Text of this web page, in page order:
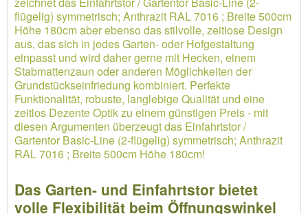
flügelig) symmetrisch; Anthrazit RAL 7016 ; Breite 500cm
Höhe 180cm aber ebenso das stilvolle, zeitlose Design
aus, das sich in jedes Garten- oder Hofgestaltung
einpasst und wird daher gerne mit Hecken, einem
Stabmattenzaun oder anderen Möglichkeiten der
Grundstückseinfriedung kombiniert. Perfekte
Funktionalität, robuste, langlebige Qualität und eine
zeitlos Dezente Optik zu einem günstigen Preis - mit
diesen Argumenten überzeugt das Einfahrtstor /
Gartentor Basic-Line (2-flügelig) symmetrisch; Anthrazit
RAL 7016 ; Breite 500cm Höhe 180cm!
Das Garten- und Einfahrtstor bietet
volle Flexibilität beim Öffnungswinkel